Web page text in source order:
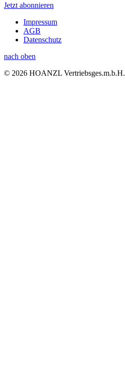
Jetzt abonnieren
Impressum
AGB
Datenschutz
nach oben
© 2026 HOANZL Vertriebsges.m.b.H.